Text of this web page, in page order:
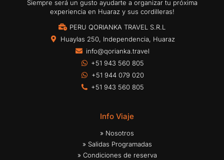
Siempre será un gusto ayudarte a organizar tu próxima
experiencia en Huaraz y sus cordilleras!
PERU QORIANKA TRAVEL S.R.L
Huaylas 250, Independencia, Huaraz
info@qorianka.travel
+51 943 560 805
+51 944 079 020
+51 943 560 805
Info Viaje
» Nosotros
» Salidas Programadas
» Condiciones de reserva